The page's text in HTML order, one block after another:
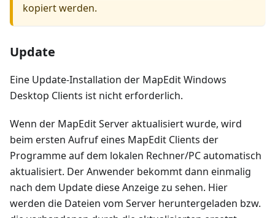
kopiert werden.
Update
Eine Update-Installation der MapEdit Windows
Desktop Clients ist nicht erforderlich.
Wenn der MapEdit Server aktualisiert wurde, wird
beim ersten Aufruf eines MapEdit Clients der
Programme auf dem lokalen Rechner/PC automatisch
aktualisiert. Der Anwender bekommt dann einmalig
nach dem Update diese Anzeige zu sehen. Hier
werden die Dateien vom Server heruntergeladen bzw.